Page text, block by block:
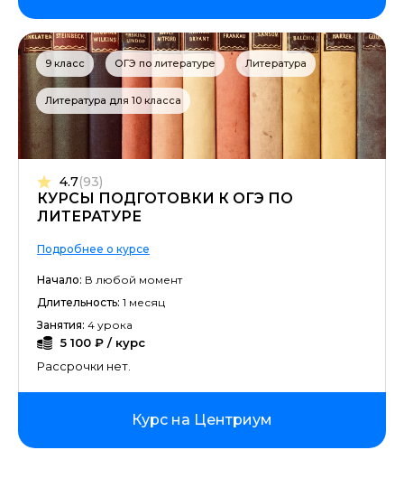
9 класс ОГЭ по литературе Литература
Литература для 10 класса
КУРСЫ ПОДГОТОВКИ К ОГЭ ПО
ЛИТЕРАТУРЕ
4.7(93)
Подробнее о курсе
Начало: В любой момент
Длительность: 1 месяц
Занятия: 4 урока
5 100 ₽ / курс
Рассрочки нет.
Курс на Центриум